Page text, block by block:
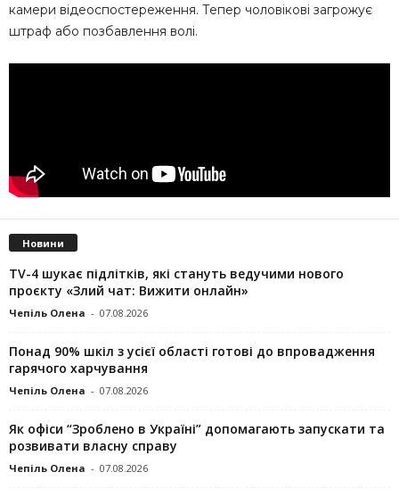
камери відеоспостереження. Тепер чоловікові загрожує
штраф або позбавлення волі.
Новини
TV-4 шукає підлітків, які стануть ведучими нового
проєкту «Злий чат: Вижити онлайн»
Чепіль Олена - 07.08.2026
Понад 90% шкіл з усієї області готові до впровадження
гарячого харчування
Чепіль Олена - 07.08.2026
Як офіси “Зроблено в Україні” допомагають запускaти та
розвивати власну справу
Чепіль Олена - 07.08.2026